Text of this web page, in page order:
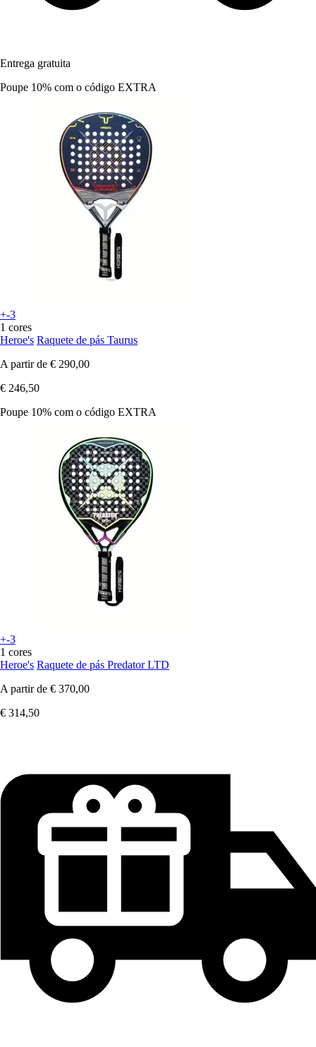
Entrega gratuita
Poupe 10% com o código EXTRA
+-3
1 cores
Heroe's Raquete de pás Taurus
A partir de € 290,00
€ 246,50
Poupe 10% com o código EXTRA
+-3
1 cores
Heroe's Raquete de pás Predator LTD
A partir de € 370,00
€ 314,50